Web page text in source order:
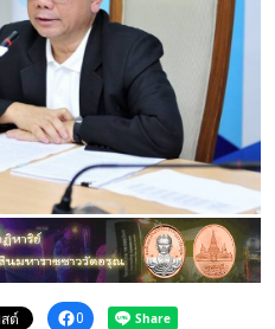
สังคมออนไลน์
พระดอทกะฉ่อน
กะฉ่อนช้อปปิ้ง
ติดต่อ
0